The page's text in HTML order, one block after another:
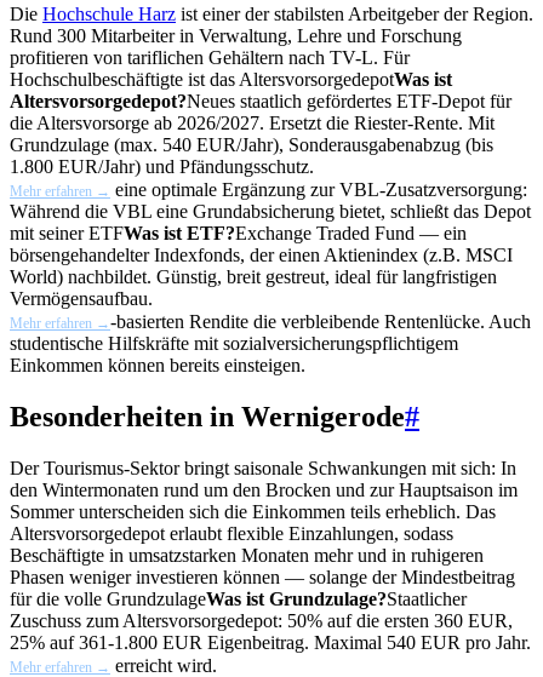
Die Hochschule Harz ist einer der stabilsten Arbeitgeber der Region.
Rund 300 Mitarbeiter in Verwaltung, Lehre und Forschung
profitieren von tariflichen Gehältern nach TV-L. Für
Hochschulbeschäftigte ist das AltersvorsorgedepotWas ist
Altersvorsorgedepot?Neues staatlich gefördertes ETF-Depot für
die Altersvorsorge ab 2026/2027. Ersetzt die Riester-Rente. Mit
Grundzulage (max. 540 EUR/Jahr), Sonderausgabenabzug (bis
1.800 EUR/Jahr) und Pfändungsschutz.
Mehr erfahren → eine optimale Ergänzung zur VBL-Zusatzversorgung:
Während die VBL eine Grundabsicherung bietet, schließt das Depot
mit seinerETFWas ist ETF?Exchange Traded Fund — ein
börsengehandelter Indexfonds, der einen Aktienindex (z.B. MSCI
World) nachbildet. Günstig, breit gestreut, ideal für langfristigen
Vermögensaufbau.
Mehr erfahren →-basierten Rendite die verbleibende Rentenlücke. Auch
studentische Hilfskräfte mit sozialversicherungspflichtigem
Einkommen können bereits einsteigen.
Besonderheiten in Wernigerode#
Der Tourismus-Sektor bringt saisonale Schwankungen mit sich: In
den Wintermonaten rund um den Brocken und zur Hauptsaison im
Sommer unterscheiden sich die Einkommen teils erheblich. Das
Altersvorsorgedepot erlaubt flexible Einzahlungen, sodass
Beschäftigte in umsatzstarken Monaten mehr und in ruhigeren
Phasen weniger investieren können — solange der Mindestbeitrag
für die volle GrundzulageWas ist Grundzulage?Staatlicher
Zuschuss zum Altersvorsorgedepot: 50% auf die ersten 360 EUR,
25% auf 361-1.800 EUR Eigenbeitrag. Maximal 540 EUR pro Jahr.
Mehr erfahren → erreicht wird.